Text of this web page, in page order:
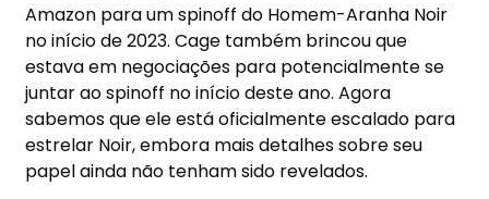
Amazon para um spinoff do Homem-Aranha Noir
no início de 2023. Cage também brincou que
estava em negociações para potencialmente se
juntar ao spinoff no início deste ano. Agora
sabemos que ele está oficialmente escalado para
estrelar Noir, embora mais detalhes sobre seu
papel ainda não tenham sido revelados.